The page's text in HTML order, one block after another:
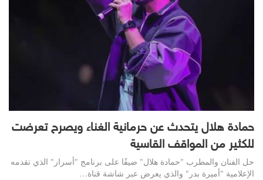
حمادة هلال يتحدث عن حرمانية الغناء ويصرح تعرضت
للكثير من المواقف القاسية
حل الفنان والمطرب "حمادة هلال" ضيفًا على برنامج "أسرار" الذي تقدمه
الإعلامية "أميرة بدر" والذي يعرض عبر شاشة قناة…